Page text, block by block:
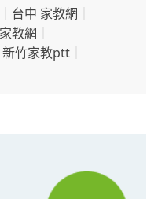
台中 家教網
教網
新竹家教ptt